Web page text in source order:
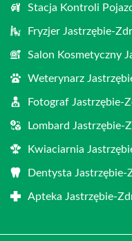
Stacja Kontroli
Fryzjer Jastrzębie-
Salon Kosmetyczny
Weterynarz
Fotograf Jastrzębie-
Lombard Jastrzębie-
Kwiaciarnia
Dentysta Jastrzębie-
Apteka Jastrzębie-